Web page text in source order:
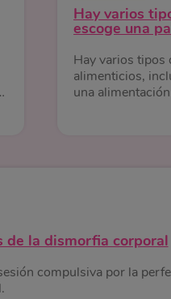
Hay varios
escoge una
Hay varios tipos
alimenticios,
una
de la dismorfia corporal
compulsiva por la